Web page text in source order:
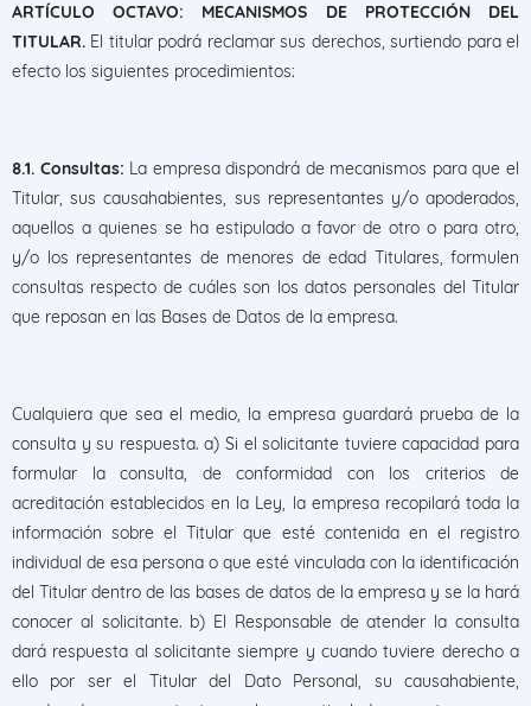
ARTÍCULO OCTAVO: MECANISMOS DE PROTECCIÓN DEL
TITULAR. El titular podrá reclamar sus derechos, surtiendo para el
efecto los siguientes procedimientos:
8.1. Consultas: La empresa dispondrá de mecanismos para que el
Titular, sus causahabientes, sus representantes y/o apoderados,
aquellos a quienes se ha estipulado a favor de otro o para otro,
y/o los representantes de menores de edad Titulares, formulen
consultas respecto de cuáles son los datos personales del Titular
que reposan en las Bases de Datos de la empresa.
Cualquiera que sea el medio, la empresa guardará prueba de la
consulta y su respuesta. a) Si el solicitante tuviere capacidad para
formular la consulta, de conformidad con los criterios de
acreditación establecidos en la Ley, la empresa recopilará toda la
información sobre el Titular que esté contenida en el registro
individual de esa persona o que esté vinculada con la identificación
del Titular dentro de las bases de datos de la empresa y se la hará
conocer al solicitante. b) El Responsable de atender la consulta
dará respuesta al solicitante siempre y cuando tuviere derecho a
ello por ser el Titular del Dato Personal, su causahabiente,